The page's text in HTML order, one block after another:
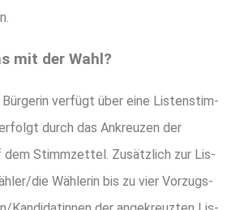
mit der Wahl?
Bür­ge­rin ver­fügt über eine Lis­ten­stim­
durch das Ankreu­zen der
dem Stimm­zet­tel. Zusätz­lich zur Lis­
die Wäh­le­rin bis zu vier Vor­zugs­